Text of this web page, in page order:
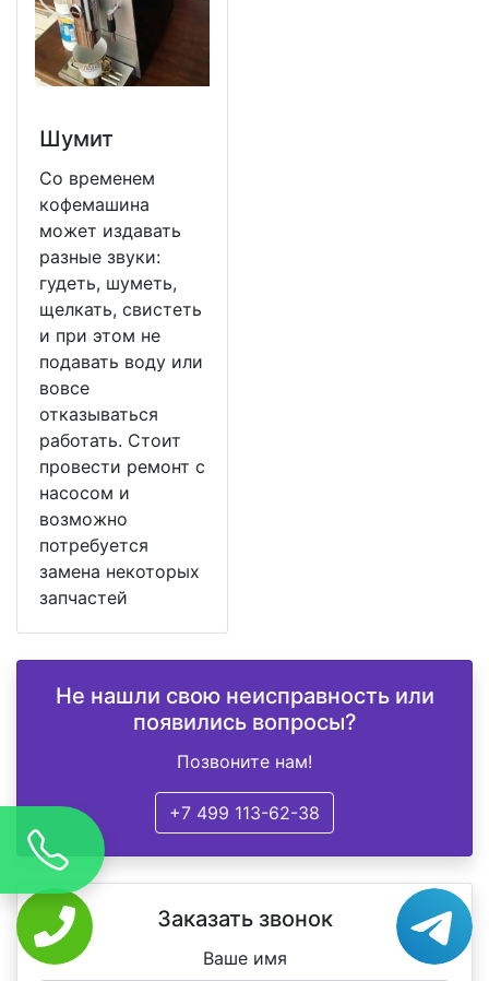
Шумит
Со временем
кофемашина
может издавать
разные звуки:
гудеть, шуметь,
щелкать, свистеть
и при этом не
подавать воду или
вовсе
отказываться
работать. Стоит
провести ремонт с
насосом и
возможно
потребуется
замена некоторых
запчастей
Не нашли свою неисправность или
появились вопросы?
Позвоните нам!
+7 499 113-62-38
Заказать звонок
Ваше имя